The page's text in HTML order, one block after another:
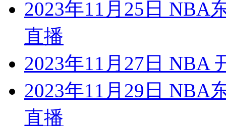
2023年11月25日 NBA
直播
2023年11月27日 NBA
2023年11月29日 NBA
直播